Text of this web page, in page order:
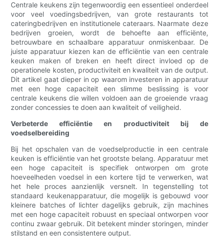
Centrale keukens zijn tegenwoordig een essentieel onderdeel
voor veel voedingsbedrijven, van grote restaurants tot
cateringbedrijven en institutionele cateraars. Naarmate deze
bedrijven groeien, wordt de behoefte aan efficiënte,
betrouwbare en schaalbare apparatuur onmiskenbaar. De
juiste apparatuur kiezen kan de efficiëntie van een centrale
keuken maken of breken en heeft direct invloed op de
operationele kosten, productiviteit en kwaliteit van de output.
Dit artikel gaat dieper in op waarom investeren in apparatuur
met een hoge capaciteit een slimme beslissing is voor
centrale keukens die willen voldoen aan de groeiende vraag
zonder concessies te doen aan kwaliteit of veiligheid.
Verbeterde efficiëntie en productiviteit bij de
voedselbereiding
Bij het opschalen van de voedselproductie in een centrale
keuken is efficiëntie van het grootste belang. Apparatuur met
een hoge capaciteit is specifiek ontworpen om grote
hoeveelheden voedsel in een kortere tijd te verwerken, wat
het hele proces aanzienlijk versnelt. In tegenstelling tot
standaard keukenapparatuur, die mogelijk is gebouwd voor
kleinere batches of lichter dagelijks gebruik, zijn machines
met een hoge capaciteit robuust en speciaal ontworpen voor
continu zwaar gebruik. Dit betekent minder storingen, minder
stilstand en een consistentere output.